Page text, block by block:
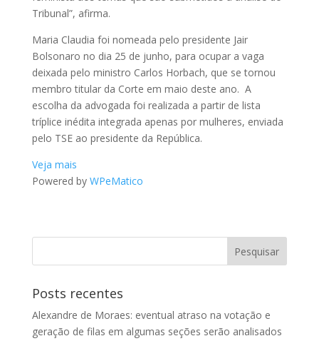
Tribunal”, afirma.
Maria Claudia foi nomeada pelo presidente Jair
Bolsonaro no dia 25 de junho, para ocupar a vaga
deixada pelo ministro Carlos Horbach, que se tornou
membro titular da Corte em maio deste ano. A
escolha da advogada foi realizada a partir de lista
tríplice inédita integrada apenas por mulheres, enviada
pelo TSE ao presidente da República.
Veja mais
Powered by WPeMatico
Posts recentes
Alexandre de Moraes: eventual atraso na votação e
geração de filas em algumas seções serão analisados